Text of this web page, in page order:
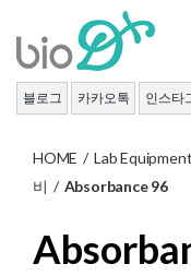
content
블로그 카카오톡 인스타
HOME / Lab
비 / Absorbance 96